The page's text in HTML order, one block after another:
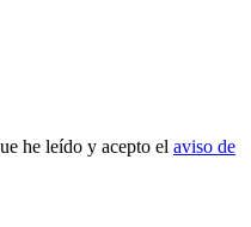
he leído y acepto el aviso de